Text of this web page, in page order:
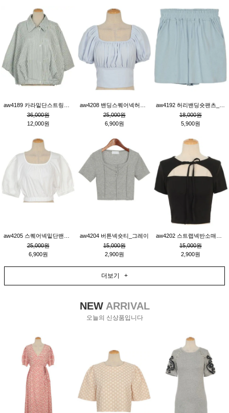
36,000원
12,000원
25,000원
6,900원
18,000원
5,900원
25,000원
6,900원
aw4204 버튼넥숏티_그레이
15,000원
2,900원
15,000원
2,900원
더보기 +
NEWARRIVAL
오늘의 신상품입니다